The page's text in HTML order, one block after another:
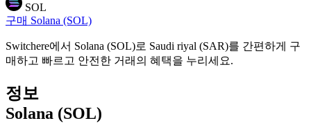
SOL
구매 Solana (SOL)
Switchere에서 Solana (SOL)로 Saudi riyal (SAR)를 간편하게 구
매하고 빠르고 안전한 거래의 혜택을 누리세요.
정보
Solana (SOL)